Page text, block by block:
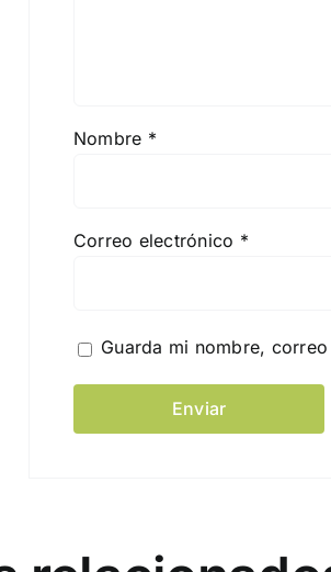
Nombre *
Correo electrónico *
Guarda mi nombre,